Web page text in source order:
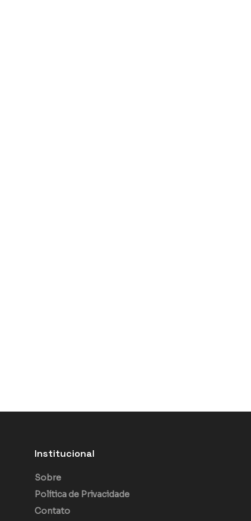
Institucional
Sobre
Política de Privacidade
Contato